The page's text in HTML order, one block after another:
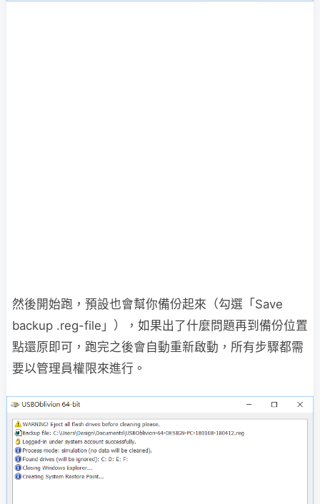
然後開始跑，預設也會幫你備份起來（勾選「Save
backup .reg-file」），如果出了什麼問題再到備份位置
點還原即可，跑完之後會自動重新啟動，所有步驟都需
要以管理員權限來進行。